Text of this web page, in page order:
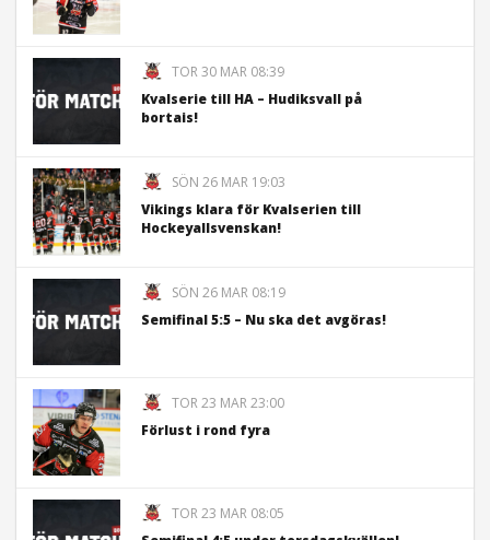
TOR 30 MAR 08:39
Kvalserie till HA – Hudiksvall på
bortais!
SÖN 26 MAR 19:03
Vikings klara för Kvalserien till
Hockeyallsvenskan!
SÖN 26 MAR 08:19
Semifinal 5:5 – Nu ska det avgöras!
TOR 23 MAR 23:00
Förlust i rond fyra
TOR 23 MAR 08:05